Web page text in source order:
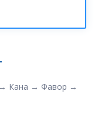
Кана → Фавор →